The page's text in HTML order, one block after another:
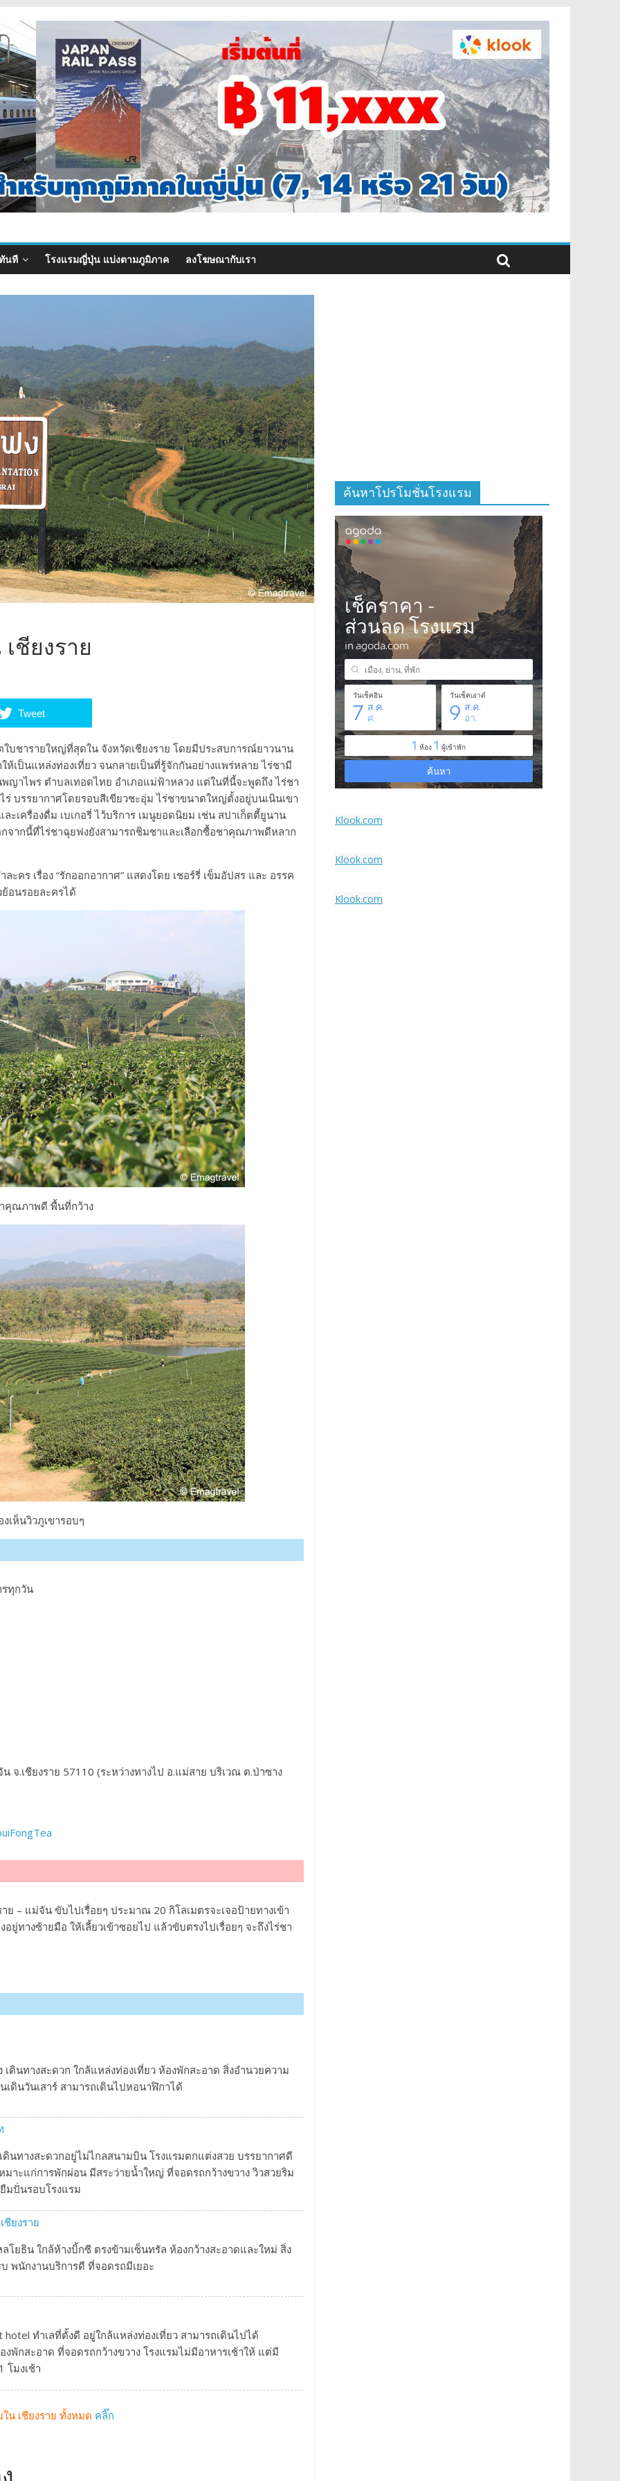
นที โรงแรมญี่ปุ่น แบ่งตามภูมิภาค ลงโฆษณากับเรา
ชียงราย
Tweet
บชารายใหญ่ที่สุดใน จังหวัดเชียงราย โดยมีประสบการณ์ยาวนาน
เป็นแหล่งท่องเที่ยว จนกลายเป็นที่รู้จักกันอย่างแพร่หลาย ไร่ชามี
ญาไพร ตำบลเทอดไทย อำเภอแม่ฟ้าหลวง แต่ในที่นี้จะพูดถึง ไร่ชา
บรรยากาศโดยรอบสีเขียวชะอุ่ม ไร่ชาขนาดใหญ่ตั้งอยู่บนเนินเขา
เครื่องดื่ม เบเกอรี่ ไว้บริการ เมนูยอดนิยม เช่น สปาเก็ตตี้ยูนาน
กจากนี้ที่ไร่ชาฉุยฟงยังสามารถชิมชาและเลือกซื้อชาคุณภาพดีหลาก
คร เรื่อง “รักออกอากาศ” แสดงโดย เชอร์รี่ เข็มอัปสร และ อรรค
อนรอยละครได้
คุณภาพดี พื้นที่กว้าง
เห็นวิวภูเขารอบๆ
รทุกวัน
จ.เชียงราย 57110 (ระหว่างทางไป อ.แม่สาย บริเวณ ต.ป่าซาง
าย – แม่จัน ขับไปเรื่อยๆ ประมาณ 20 กิโลเมตรจะเจอป้ายทางเข้า
ยู่ทางซ้ายมือ ให้เลี้ยวเข้าซอยไป แล้วขับตรงไปเรื่อยๆ จะถึงไร่ชา
เดินทางสะดวก ใกล้แหล่งท่องเที่ยว ห้องพักสะอาด สิ่งอำนวยความ
ดินวันเสาร์ สามารถเดินไปหอนาฬิกาได้
ดินทางสะดวกอยู่ไม่ไกลสนามบิน โรงแรมตกแต่งสวย บรรยากาศดี
มาะแก่การพักผ่อน มีสระว่ายน้ำใหญ่ ที่จอดรถกว้างขวาง วิวสวยริม
มปั่นรอบโรงแรม
ชียงราย
ยธิน ใกล้ห้างบิ้กซี ตรงข้ามเซ็นทรัล ห้องกว้างสะอาดและใหม่ สิ่ง
พนักงานบริการดี ที่จอดรถมีเยอะ
ทำเลที่ตั้งดี อยู่ใกล้แหล่งท่องเที่ยว สามารถเดินไปได้
พักสะอาด ที่จอดรถกว้างขวาง โรงแรมไม่มีอาหารเช้าให้ แต่มี
โมงเช้า
น เชียงราย ทั้งหมด คลิ๊ก
ค้นหาโปรโมชั่นโรงแรม
Klook.com
Klook.com
Klook.com